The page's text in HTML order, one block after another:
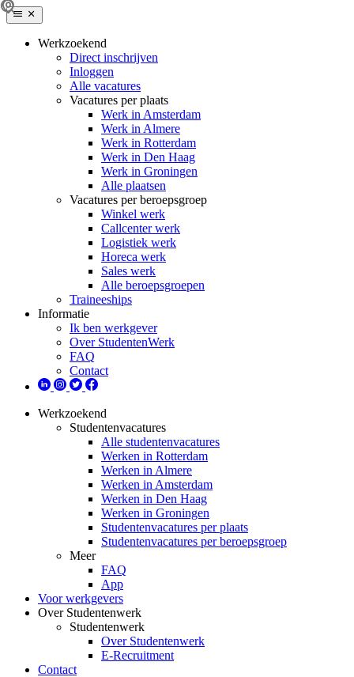
Werkzoekend
Direct inschrijven
Inloggen
Alle vacatures
Vacatures per plaats
Werk in Amsterdam
Werk in Almere
Werk in Rotterdam
Werk in Den Haag
Werk in Groningen
Alle plaatsen
Vacatures per beroepsgroep
Winkel werk
Callcenter werk
Logistiek werk
Horeca werk
Sales werk
Alle beroepsgroepen
Traineeships
Informatie
Ik ben werkgever
Over StudentenWerk
FAQ
Contact
Werkzoekend
Studentenvacatures
Alle studentenvacatures
Werken in Rotterdam
Werken in Almere
Werken in Amsterdam
Werken in Den Haag
Werken in Groningen
Studentenvacatures per plaats
Studentenvacatures per beroepsgroep
Meer
FAQ
App
Voor werkgevers
Over Studentenwerk
Studentenwerk
Over Studentenwerk
E-Recruitment
Contact